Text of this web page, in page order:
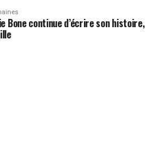
Bone continue d’écrire son histoire,